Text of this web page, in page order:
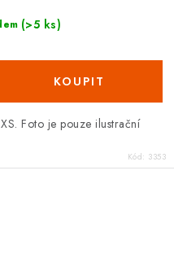
(>5 ks)
Foto je pouze ilustrační
Kód: 3353